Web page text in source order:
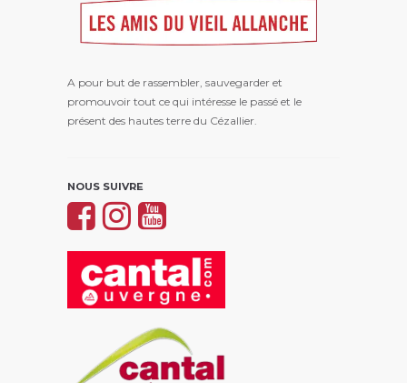
A pour but de rassembler, sauvegarder et
promouvoir tout ce qui intéresse le passé et le
présent des hautes terre du Cézallier.
NOUS SUIVRE